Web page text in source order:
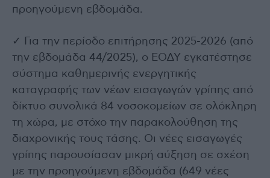
προηγούμενη εβδομάδα.
✓ Για την περίοδο επιτήρησης 2025-2026 (από
την εβδομάδα 44/2025), ο ΕΟΔΥ εγκατέστησε
σύστημα καθημερινής ενεργητικής
καταγραφής των νέων εισαγωγών γρίπης από
δίκτυο συνολικά 84 νοσοκομείων σε ολόκληρη
τη χώρα, με στόχο την παρακολούθηση της
διαχρονικής τους τάσης. Οι νέες εισαγωγές
γρίπης παρουσίασαν μικρή αύξηση σε σχέση
με την προηγούμενη εβδομάδα (649 νέες